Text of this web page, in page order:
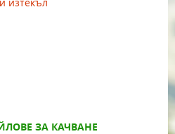
ЗА КАЧВАНЕ